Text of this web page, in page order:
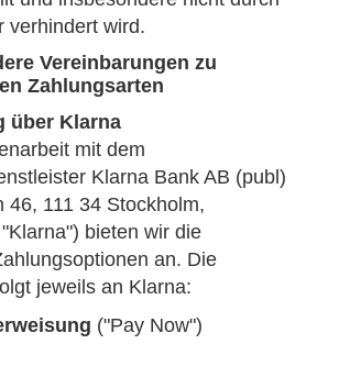
verhindert wird.
Vereinbarungen zu
Zahlungsarten
über Klarna
mit dem
Klarna Bank AB (publ)
46, 111 34 Stockholm,
bieten wir die
an. Die
jeweils an Klarna:
("Pay Now")